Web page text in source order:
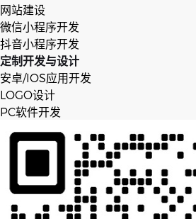
网站建设
微信小程序开发
抖音小程序开发
定制开发与设计
安卓/IOS应用开发
LOGO设计
PC软件开发